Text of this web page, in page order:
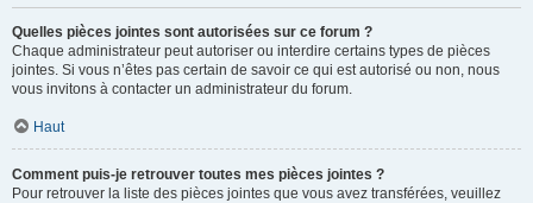
Quelles pièces jointes sont autorisées sur ce forum ?
Chaque administrateur peut autoriser ou interdire certains types de pièces
jointes. Si vous n’êtes pas certain de savoir ce qui est autorisé ou non, nous
vous invitons à contacter un administrateur du forum.
Haut
Comment puis-je retrouver toutes mes pièces jointes ?
Pour retrouver la liste des pièces jointes que vous avez transférées, veuillez